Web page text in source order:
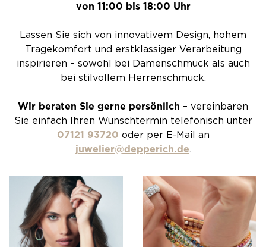
von 11:00 bis 18:00 Uhr
Lassen Sie sich von innovativem Design, hohem
Tragekomfort und erstklassiger Verarbeitung
inspirieren – sowohl bei Damenschmuck als auch
bei stilvollem Herrenschmuck.
Wir beraten Sie gerne persönlich – vereinbaren
Sie einfach Ihren Wunschtermin telefonisch unter
07121 93720 oder per E-Mail an
juwelier@depperich.de.